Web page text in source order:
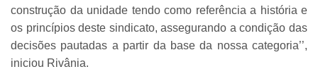
construção da unidade tendo como referência a história e
os princípios deste sindicato, assegurando a condição das
decisões pautadas a partir da base da nossa categoria’’,
iniciou Rivânia.